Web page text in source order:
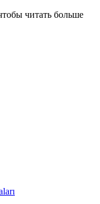
читать больше